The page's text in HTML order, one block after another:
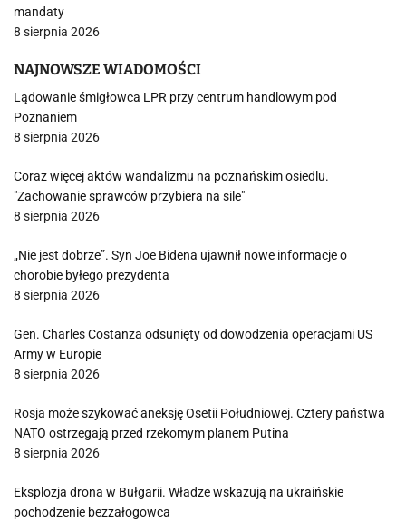
mandaty
8 sierpnia 2026
NAJNOWSZE WIADOMOŚCI
Lądowanie śmigłowca LPR przy centrum handlowym pod
Poznaniem
8 sierpnia 2026
Coraz więcej aktów wandalizmu na poznańskim osiedlu.
"Zachowanie sprawców przybiera na sile"
8 sierpnia 2026
„Nie jest dobrze”. Syn Joe Bidena ujawnił nowe informacje o
chorobie byłego prezydenta
8 sierpnia 2026
Gen. Charles Costanza odsunięty od dowodzenia operacjami US
Army w Europie
8 sierpnia 2026
Rosja może szykować aneksję Osetii Południowej. Cztery państwa
NATO ostrzegają przed rzekomym planem Putina
8 sierpnia 2026
Eksplozja drona w Bułgarii. Władze wskazują na ukraińskie
pochodzenie bezzałogowca